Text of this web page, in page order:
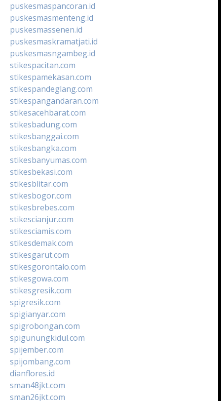
puskesmaspancoran.id
puskesmasmenteng.id
puskesmassenen.id
puskesmaskramatjati.id
puskesmasngambeg.id
stikespacitan.com
stikespamekasan.com
stikespandeglang.com
stikespangandaran.com
stikesacehbarat.com
stikesbadung.com
stikesbanggai.com
stikesbangka.com
stikesbanyumas.com
stikesbekasi.com
stikesblitar.com
stikesbogor.com
stikesbrebes.com
stikescianjur.com
stikesciamis.com
stikesdemak.com
stikesgarut.com
stikesgorontalo.com
stikesgowa.com
stikesgresik.com
spigresik.com
spigianyar.com
spigrobongan.com
spigunungkidul.com
spijember.com
spijombang.com
dianflores.id
sman48jkt.com
sman26jkt.com